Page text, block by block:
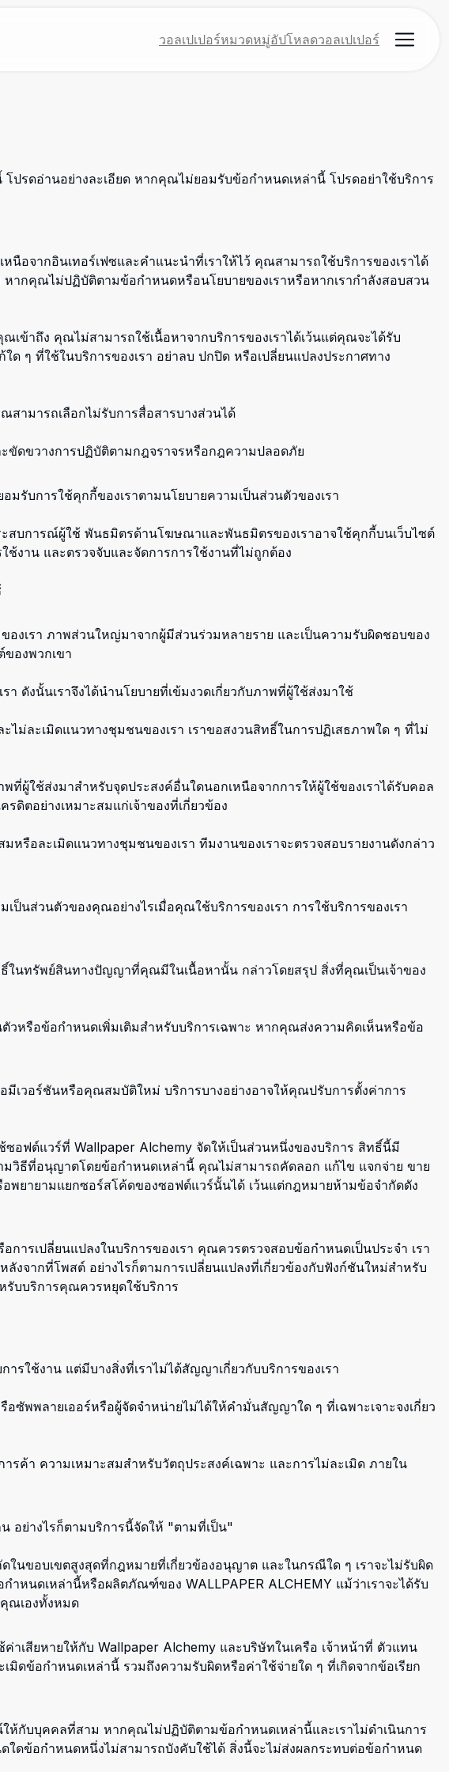
วอลเปเปอร์หมวดหมู่อัปโหลดวอลเปเปอร์
รดอ่านอย่างละเอียด หากคุณไม่ยอมรับข้อกำหนดเหล่านี้ โปรดอย่าใช้บริการ
นือจากอินเทอร์เฟซและคำแนะนำที่เราให้ไว้ คุณสามารถใช้บริการของเราได้
กคุณไม่ปฏิบัติตามข้อกำหนดหรือนโยบายของเราหรือหากเรากำลังสอบสวน
ข้าถึง คุณไม่สามารถใช้เนื้อหาจากบริการของเราได้เว้นแต่คุณจะได้รับ
ๆ ที่ใช้ในบริการของเรา อย่าลบ ปกปิด หรือเปลี่ยนแปลงประกาศทาง
สามารถเลือกไม่รับการสื่อสารบางส่วนได้
ดขวางการปฏิบัติตามกฎจราจรหรือกฎความปลอดภัย
รับการใช้คุกกี้ของเราตามนโยบายความเป็นส่วนตัวของเรา
สบการณ์ผู้ใช้ พันธมิตรด้านโฆษณาและพันธมิตรของเราอาจใช้คุกกี้บนเว็บไซต์
งาน และตรวจจับและจัดการการใช้งานที่ไม่ถูกต้อง
งเรา ภาพส่วนใหญ่มาจากผู้มีส่วนร่วมหลายราย และเป็นความรับผิดชอบของ
องพวกเขา
ดังนั้นเราจึงได้นำนโยบายที่เข้มงวดเกี่ยวกับภาพที่ผู้ใช้ส่งมาใช้
ม่ละเมิดแนวทางชุมชนของเรา เราขอสงวนสิทธิ์ในการปฏิเสธภาพใด ๆ ที่ไม่
ที่ผู้ใช้ส่งมาสำหรับจุดประสงค์อื่นใดนอกเหนือจากการให้ผู้ใช้ของเราได้รับคอล
ดิตอย่างเหมาะสมแก่เจ้าของที่เกี่ยวข้อง
รือละเมิดแนวทางชุมชนของเรา ทีมงานของเราจะตรวจสอบรายงานดังกล่าว
นส่วนตัวของคุณอย่างไรเมื่อคุณใช้บริการของเรา การใช้บริการของเรา
ในทรัพย์สินทางปัญญาที่คุณมีในเนื้อหานั้น กล่าวโดยสรุป สิ่งที่คุณเป็นเจ้าของ
วหรือข้อกำหนดเพิ่มเติมสำหรับบริการเฉพาะ หากคุณส่งความคิดเห็นหรือข้อ
เวอร์ชันหรือคุณสมบัติใหม่ บริการบางอย่างอาจให้คุณปรับการตั้งค่าการ
อฟต์แวร์ที่ Wallpaper Alchemy จัดให้เป็นส่วนหนึ่งของบริการ สิทธิ์นี้มี
มวิธีที่อนุญาตโดยข้อกำหนดเหล่านี้ คุณไม่สามารถคัดลอก แก้ไข แจกจ่าย ขาย
ยายามแยกซอร์สโค้ดของซอฟต์แวร์นั้นได้ เว้นแต่กฎหมายห้ามข้อจำกัดดัง
ารเปลี่ยนแปลงในบริการของเรา คุณควรตรวจสอบข้อกำหนดเป็นประจำ เรา
งจากที่โพสต์ อย่างไรก็ตามการเปลี่ยนแปลงที่เกี่ยวข้องกับฟังก์ชันใหม่สำหรับ
รับบริการคุณควรหยุดใช้บริการ
รใช้งาน แต่มีบางสิ่งที่เราไม่ได้สัญญาเกี่ยวกับบริการของเรา
ซัพพลายเออร์หรือผู้จัดจำหน่ายไม่ได้ให้คำมั่นสัญญาใด ๆ ที่เฉพาะเจาะจงเกี่ยว
ค้า ความเหมาะสมสำหรับวัตถุประสงค์เฉพาะ และการไม่ละเมิด ภายใน
อย่างไรก็ตามบริการนี้จัดให้ "ตามที่เป็น"
ในขอบเขตสูงสุดที่กฎหมายที่เกี่ยวข้องอนุญาต และในกรณีใด ๆ เราจะไม่รับผิด
นดเหล่านี้หรือผลิตภัณฑ์ของ WALLPAPER ALCHEMY แม้ว่าเราจะได้รับ
ณเองทั้งหมด
เสียหายให้กับ Wallpaper Alchemy และบริษัทในเครือ เจ้าหน้าที่ ตัวแทน
มิดข้อกำหนดเหล่านี้ รวมถึงความรับผิดหรือค่าใช้จ่ายใด ๆ ที่เกิดจากข้อเรียก
กับบุคคลที่สาม หากคุณไม่ปฏิบัติตามข้อกำหนดเหล่านี้และเราไม่ดำเนินการ
ใดข้อกำหนดหนึ่งไม่สามารถบังคับใช้ได้ สิ่งนี้จะไม่ส่งผลกระทบต่อข้อกำหนด